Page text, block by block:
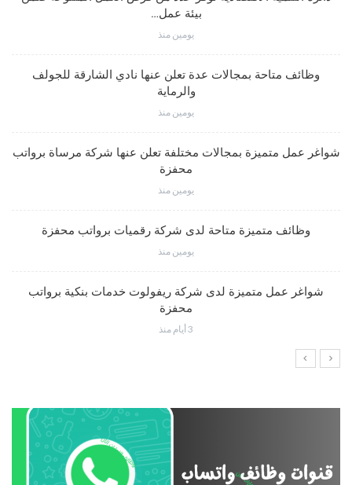
بيئة عمل…
يومين منذ
وظائف متاحة بمجالات عدة تعلن عنها نادي الشارقة للجولف
والرماية
يومين منذ
شواغر عمل متميزة بمجالات مختلفة تعلن عنها شركة مرساة برواتب
محفزة
يومين منذ
وظائف متميزة متاحة لدى شركة رقميات برواتب محفزة
يومين منذ
شواغر عمل متميزة لدى شركة ريفولوت خدمات بنكية برواتب
محفزة
3 أيام منذ